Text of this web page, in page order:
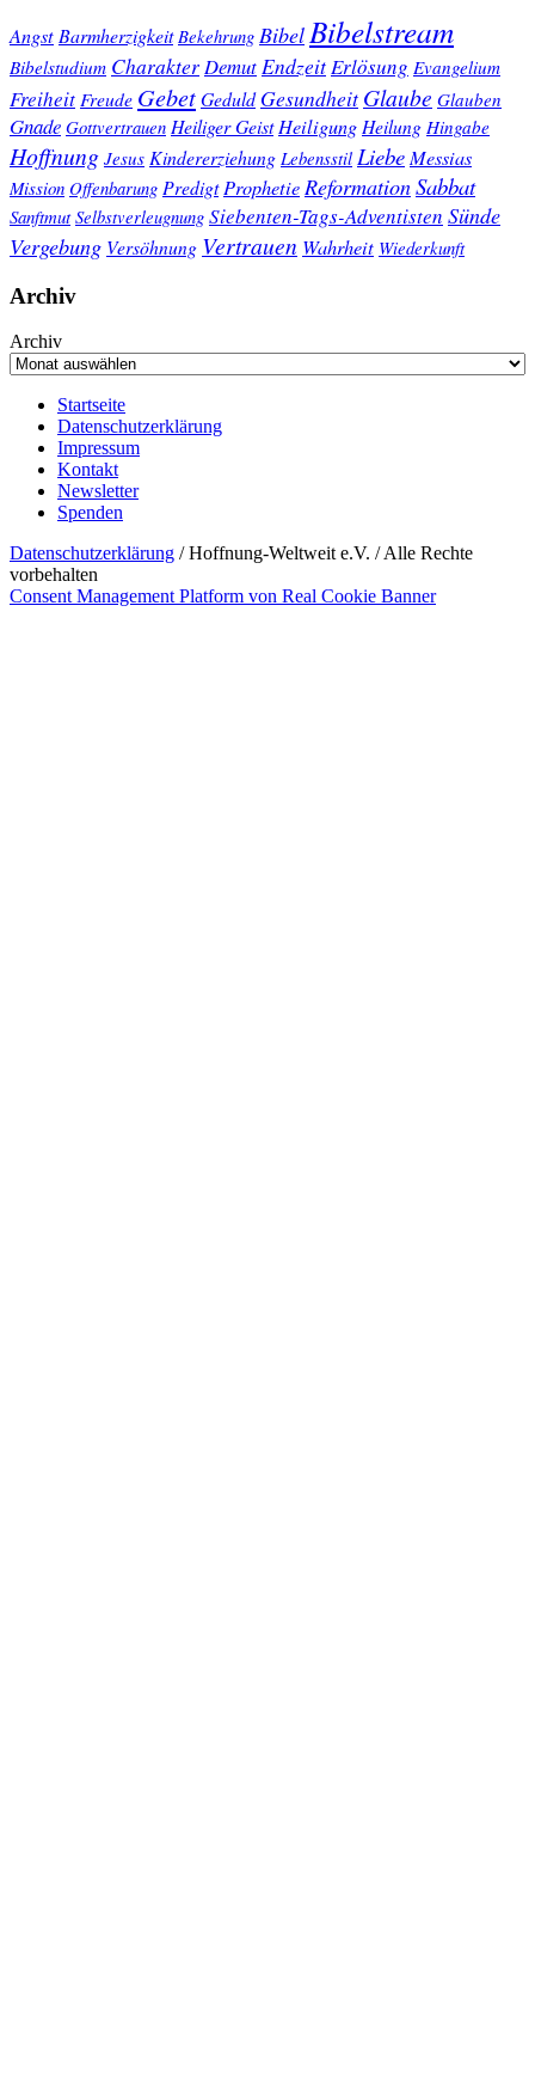
Angst Barmherzigkeit Bekehrung BibelBibelstream
Bibelstudium Charakter DemutEndzeitErlösung Evangelium
Freiheit Freude GebetGeduld Gesundheit Glaube Glauben
Gnade Gottvertrauen Heiliger Geist Heiligung Heilung Hingabe
Hoffnung Jesus Kindererziehung Lebensstil Liebe Messias
Mission Offenbarung Predigt ProphetieReformationSabbat
Sanftmut Selbstverleugnung Siebenten-Tags-Adventisten Sünde
Vergebung Versöhnung Vertrauen Wahrheit Wiederkunft
Archiv
Archiv
Startseite
Datenschutzerklärung
Impressum
Kontakt
Newsletter
Spenden
Datenschutzerklärung / Hoffnung-Weltweit e.V. / Alle Rechte
vorbehalten
Consent Management Platform von Real Cookie Banner